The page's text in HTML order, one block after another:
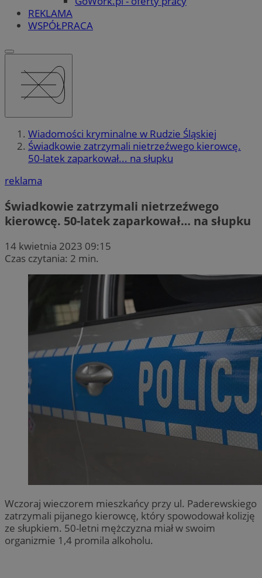
REKLAMA
WSPÓŁPRACA
Wiadomości kryminalne w Rudzie Śląskiej
Świadkowie zatrzymali nietrzeźwego kierowcę.
50-latek zaparkował... na słupku
reklama
Świadkowie zatrzymali nietrzeźwego
kierowcę. 50-latek zaparkował… na słupku
14 kwietnia 2023 09:15
Czas czytania: 2 min.
Wczoraj wieczorem mieszkańcy przy ul. Paderewskiego
zatrzymali pijanego kierowcę, który spowodował kolizję
ze słupkiem. 50-letni mężczyzna miał w swoim
organizmie 1,4 promila alkoholu.